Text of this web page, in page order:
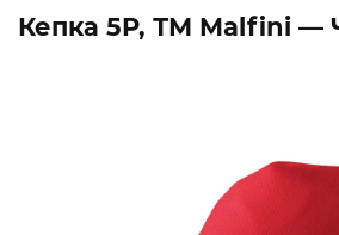
Кепка 5P, ТМ Malfini —